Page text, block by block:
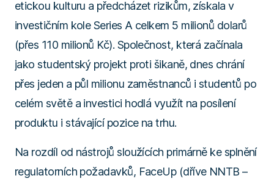
etickou kulturu a předcházet rizikům, získala v
investičním kole Series A celkem 5 milionů dolarů
(přes 110 milionů Kč). Společnost, která začínala
jako studentský projekt proti šikaně, dnes chrání
přes jeden a půl milionu zaměstnanců i studentů po
celém světě a investici hodlá využít na posílení
produktu i stávající pozice na trhu.
Na rozdíl od nástrojů sloužících primárně ke splnění
regulatorních požadavků, FaceUp (dříve NNTB –